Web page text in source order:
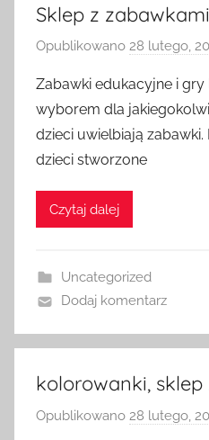
Sklep z zabawkami
Opublikowano 28 lutego,
Zabawki edukacyjne i
wyborem dla
dzieci uwielbiają
dzieci stworzone
Czytaj dalej
Uncategorized
Dodaj komentarz
kolorowanki,
Opublikowano 28 lutego,